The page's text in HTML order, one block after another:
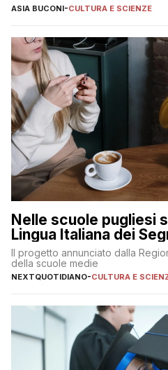
ASIA BUCONI-CULTURA E SCIENZE
Nelle scuole pugliesi
Lingua Italiana dei
Il progetto annunciato dalla
della scuole medie
NEXTQUOTIDIANO-CULTURA E